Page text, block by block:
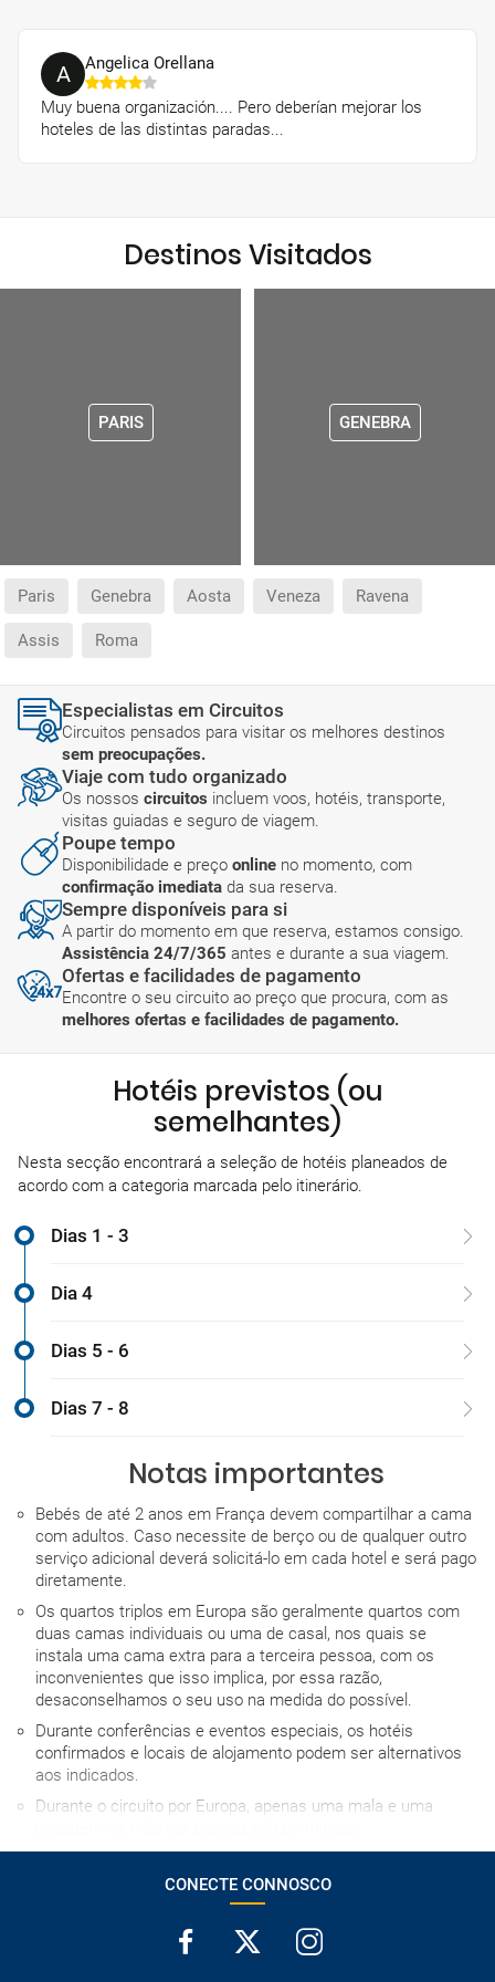
A Angelica Orellana
Muy buena organización.... Pero deberían mejorar los
hoteles de las distintas paradas...
Destinos Visitados
PARIS GENEBRA
Paris Genebra Aosta Veneza Ravena
Assis Roma
Especialistas em Circuitos
Circuitos pensados para visitar os melhores destinos
sem preocupações.
Viaje com tudo organizado
Os nossos circuitos incluem voos, hotéis, transporte,
visitas guiadas e seguro de viagem.
Poupe tempo
Disponibilidade e preço online no momento, com
confirmação imediata da sua reserva.
Sempre disponíveis para si
A partir do momento em que reserva, estamos consigo.
Assistência 24/7/365 antes e durante a sua viagem.
Ofertas e facilidades de pagamento
Encontre o seu circuito ao preço que procura, com as
melhores ofertas e facilidades de pagamento.
Hotéis previstos (ou
semelhantes)
Nesta secção encontrará a seleção de hotéis planeados de
acordo com a categoria marcada pelo itinerário.
Dias 1 - 3
Dia 4
Dias 5 - 6
Dias 7 - 8
Notas importantes
Bebés de até 2 anos em França devem compartilhar a cama
com adultos. Caso necessite de berço ou de qualquer outro
serviço adicional deverá solicitá-lo em cada hotel e será pago
diretamente.
Os quartos triplos em Europa são geralmente quartos com
duas camas individuais ou uma de casal, nos quais se
instala uma cama extra para a terceira pessoa, com os
inconvenientes que isso implica, por essa razão,
desaconselhamos o seu uso na medida do possível.
Durante conferências e eventos especiais, os hotéis
confirmados e locais de alojamento podem ser alternativos
aos indicados.
Durante o circuito por Europa, apenas uma mala e uma
cada estabelecimento, mas em caso algum será antes das
15h00, salvo indicação em contrário.
Os grupos podem ser multilíngues.
CONECTE CONNOSCO